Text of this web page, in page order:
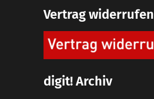
Vertrag widerrufen
digit! Archiv